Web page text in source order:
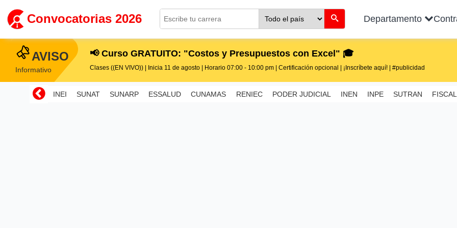
Convocatorias 2026 Departamento
AVISO
Informativo
📢 Curso GRATUITO: "Costos y Presupuestos con Excel" 🎓
Clases ((EN VIVO)) | Inicia 11 de agosto | Horario 07:00 - 10:00 pm | Certificación opcional | ¡Inscríbete aquí! | #publicidad
INEI SUNAT SUNARP ESSALUD CUNAMAS RENIEC PODER JUDICIAL INEN INPE SUTRAN